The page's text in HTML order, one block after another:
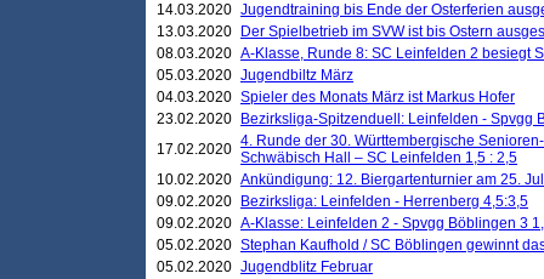
14.03.2020 Jugendtraining bis Ende der Osterferien
13.03.2020
Der Spielbetrieb im SVW ist bis Ostern
08.03.2020 A-Klasse, Runde 8: SC Leinfelden 2 besiegt
05.03.2020 Jugendbiltz März
04.03.2020 Spieler des Monats März ist Markus Hofer
23.02.2020
Bezirksliga-Spitzenduell: Leinfelden - Spvgg
17.02.2020 4. Runde der 30. Württembergische
Schwäbisch Hall – SC Leinfelden 1,5 : 2,5
10.02.2020 Ankündigung: 12. Biergartenturnier am 25.
09.02.2020
Bezirksliga: Leinfelden - Herrenberg 4,5:3,5
09.02.2020 A-Klasse: Leinfelden 2 - Spvgg Böblingen 3
05.02.2020 Stephan Kaufhold / SC Böblingen gewinnt
05.02.2020 Jugendblitz Februar